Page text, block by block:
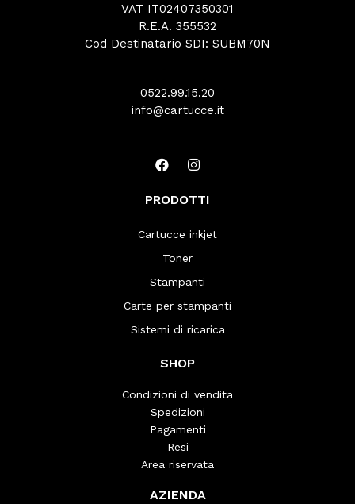
VAT IT02407350301
R.E.A. 355532
Cod Destinatario SDI: SUBM70N
0522.99.15.20
info@cartucce.it
PRODOTTI
Cartucce inkjet
Toner
Stampanti
Carte per stampanti
Sistemi di ricarica
SHOP
Condizioni di vendita
Spedizioni
Pagamenti
Resi
Area riservata
AZIENDA